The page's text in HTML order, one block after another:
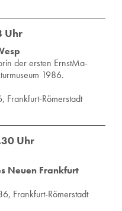
Uhr
der ers­ten Ernst­Ma­
1986.
Frank­furt-Rö­mer­stadt
Uhr
Neuen Frankfurt
Frank­furt-Rö­mer­stadt